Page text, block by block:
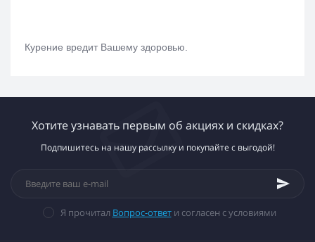
Курение вредит Вашему здоровью.
Хотите узнавать первым об акциях и скидках?
Подпишитесь на нашу рассылку и покупайте с выгодой!
Я прочитал Вопрос-ответи согласен с условиями